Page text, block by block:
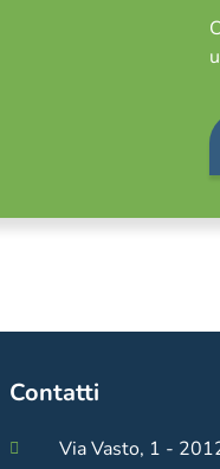
Contatti
Via Vasto, 1 -